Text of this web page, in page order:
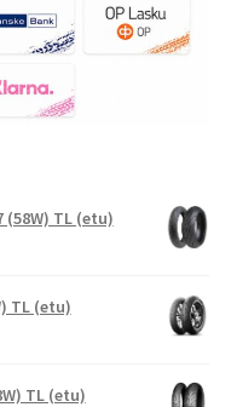
(58W) TL (etu)
TL (etu)
TL (etu)